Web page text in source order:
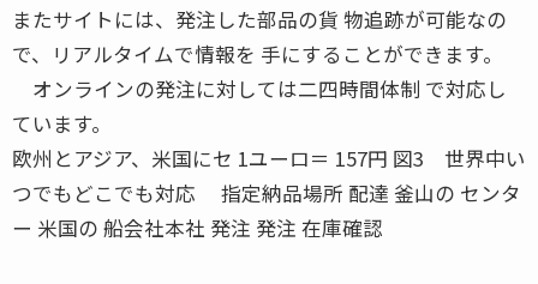
またサイトには、発注した部品の貨 物追跡が可能なの
で、リアルタイムで情報を 手にすることができます。
オンラインの発注に対しては二四時間体制 で対応し
ています。
欧州とアジア、米国にセ 1ユーロ＝ 157円 図3 世界中い
つでもどこでも対応 指定納品場所 配達 釜山の センタ
ー 米国の 船会社本社 発注 発注 在庫確認